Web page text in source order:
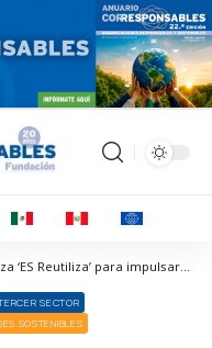
Corresponsables > Noticias > Nace la alianza ‘ES Reutiliza’ para impulsar los sistemas de reutilización de envases
SECTOR
SOSTENIBLES